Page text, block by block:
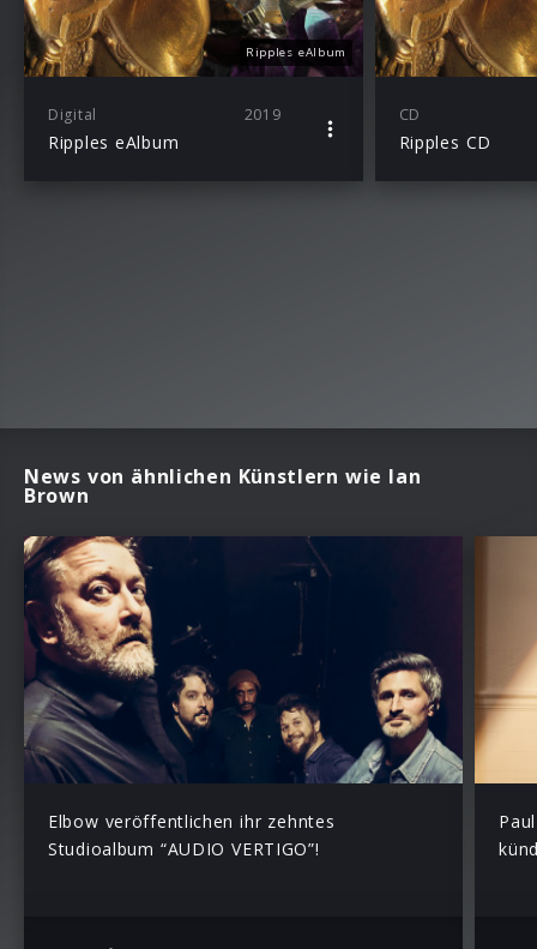
Ripples eAlbum
Digital 2019
Ripples eAlbum
CD
Ripples CD
News von ähnlichen Künstlern wie Ian
Brown
Elbow veröffentlichen ihr zehntes
Studioalbum “AUDIO VERTIGO”!